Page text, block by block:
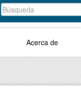
Acerca de